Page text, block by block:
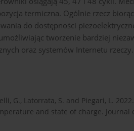
termiczna. Ogólnie rzecz
do dostępności
tworzenie bardziej
oraz systemów Internetu rzeczy.
G., Latorrata, S. and Piegari, L.
and state of charge. Journal